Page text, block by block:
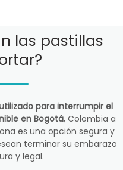
las pastillas
para interrumpir el
en Bogotá, Colombia a
es una opción segura y
terminar su embarazo
y legal.